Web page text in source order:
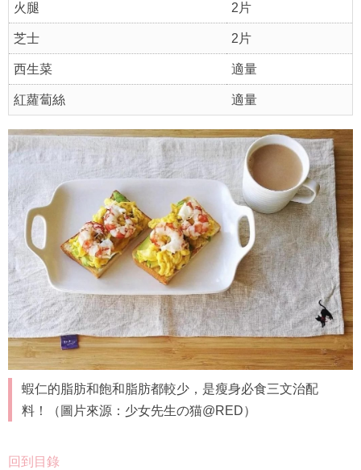
火腿 2片
芝士 2片
西生菜 適量
紅蘿蔔絲 適量
蝦仁的脂肪和飽和脂肪都較少，是瘦身必食三文治配
料！（圖片來源：少女先生の猫@RED）
回到目錄